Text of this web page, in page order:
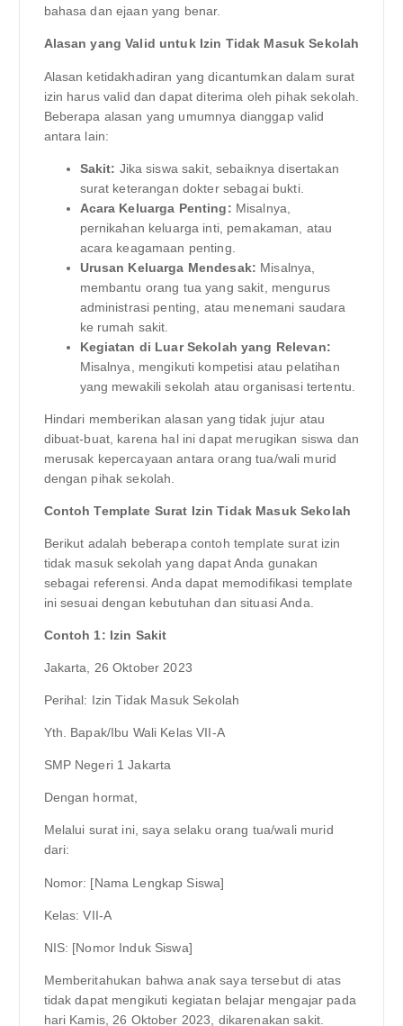
bahasa dan ejaan yang benar.
Alasan yang Valid untuk Izin Tidak Masuk Sekolah
Alasan ketidakhadiran yang dicantumkan dalam surat
izin harus valid dan dapat diterima oleh pihak sekolah.
Beberapa alasan yang umumnya dianggap valid
antara lain:
Sakit: Jika siswa sakit, sebaiknya disertakan
surat keterangan dokter sebagai bukti.
Acara Keluarga Penting: Misalnya,
pernikahan keluarga inti, pemakaman, atau
acara keagamaan penting.
Urusan Keluarga Mendesak: Misalnya,
membantu orang tua yang sakit, mengurus
administrasi penting, atau menemani saudara
ke rumah sakit.
Kegiatan di Luar Sekolah yang Relevan:
Misalnya, mengikuti kompetisi atau pelatihan
yang mewakili sekolah atau organisasi tertentu.
Hindari memberikan alasan yang tidak jujur atau
dibuat-buat, karena hal ini dapat merugikan siswa dan
merusak kepercayaan antara orang tua/wali murid
dengan pihak sekolah.
Contoh Template Surat Izin Tidak Masuk Sekolah
Berikut adalah beberapa contoh template surat izin
tidak masuk sekolah yang dapat Anda gunakan
sebagai referensi. Anda dapat memodifikasi template
ini sesuai dengan kebutuhan dan situasi Anda.
Contoh 1: Izin Sakit
Jakarta, 26 Oktober 2023
Perihal: Izin Tidak Masuk Sekolah
Yth. Bapak/Ibu Wali Kelas VII-A
SMP Negeri 1 Jakarta
Dengan hormat,
Melalui surat ini, saya selaku orang tua/wali murid
dari:
Nomor: [Nama Lengkap Siswa]
Kelas: VII-A
NIS: [Nomor Induk Siswa]
Memberitahukan bahwa anak saya tersebut di atas
tidak dapat mengikuti kegiatan belajar mengajar pada
hari Kamis, 26 Oktober 2023, dikarenakan sakit.